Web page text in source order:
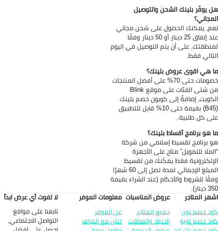
يوفّر بلينك الشحن والتوصيل
يمكنك الحصول على شحن مجاني
عند إنفاق 25 دينار أو 50 دينار وفقًا
على أن يتم التوصيل في اليوم
فقط.
هي اقوى عروض بلينك؟
خصومات حتى 70% على أفضل المنتجات
من شتى الفئات على موقع Blink
إضافةً إلى كوبون خصم بلينك
(B45) بقيمة حتى 10% قابل للتطبيق
كل طلبية.
هو برنامج أقساط بلينك؟
برنامج تقسيط إسلامي من شركة
للتمويل” متاح على الأجهزة
فقط يمكّنك من تقسيط
المبلغ الإجمالي لمدة تصل إلى 60 شهرًا
للشروط والأحكام (عند الشراء بقيمة
المتاجر
خصم نون
خصم تويو
عروض المناسبات
جميع المتاجر
الاعياد والعطلات
معلومات الموفر
عن الموفر
اعلن مع الموفر
لا تفوت أي عرض ابداً
تابعنا على مواقع
التواصل الاجتماعي,